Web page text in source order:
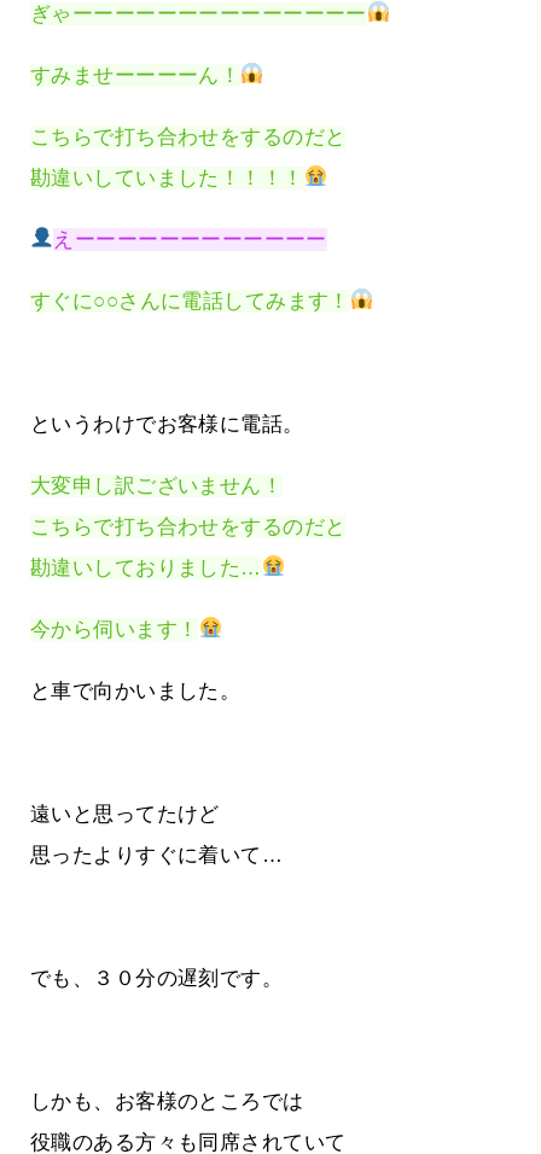
ぎゃーーーーーーーーーーーーーー
すみませーーーーん！
こちらで打ち合わせをするのだと
勘違いしていました！！！！
えーーーーーーーーーーーー
すぐに○○さんに電話してみます！
というわけでお客様に電話。
大変申し訳ございません！
こちらで打ち合わせをするのだと
勘違いしておりました…
今から伺います！
と車で向かいました。
遠いと思ってたけど
思ったよりすぐに着いて…
でも、３０分の遅刻です。
しかも、お客様のところでは
役職のある方々も同席されていて